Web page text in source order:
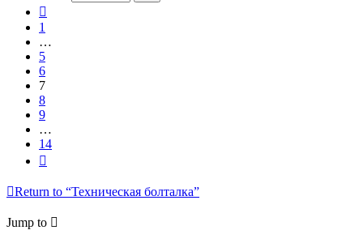
1
…
5
6
7
8
9
…
14
Return to “Техническая болталка”
Jump to